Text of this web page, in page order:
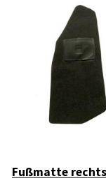
Fußmatte rechts